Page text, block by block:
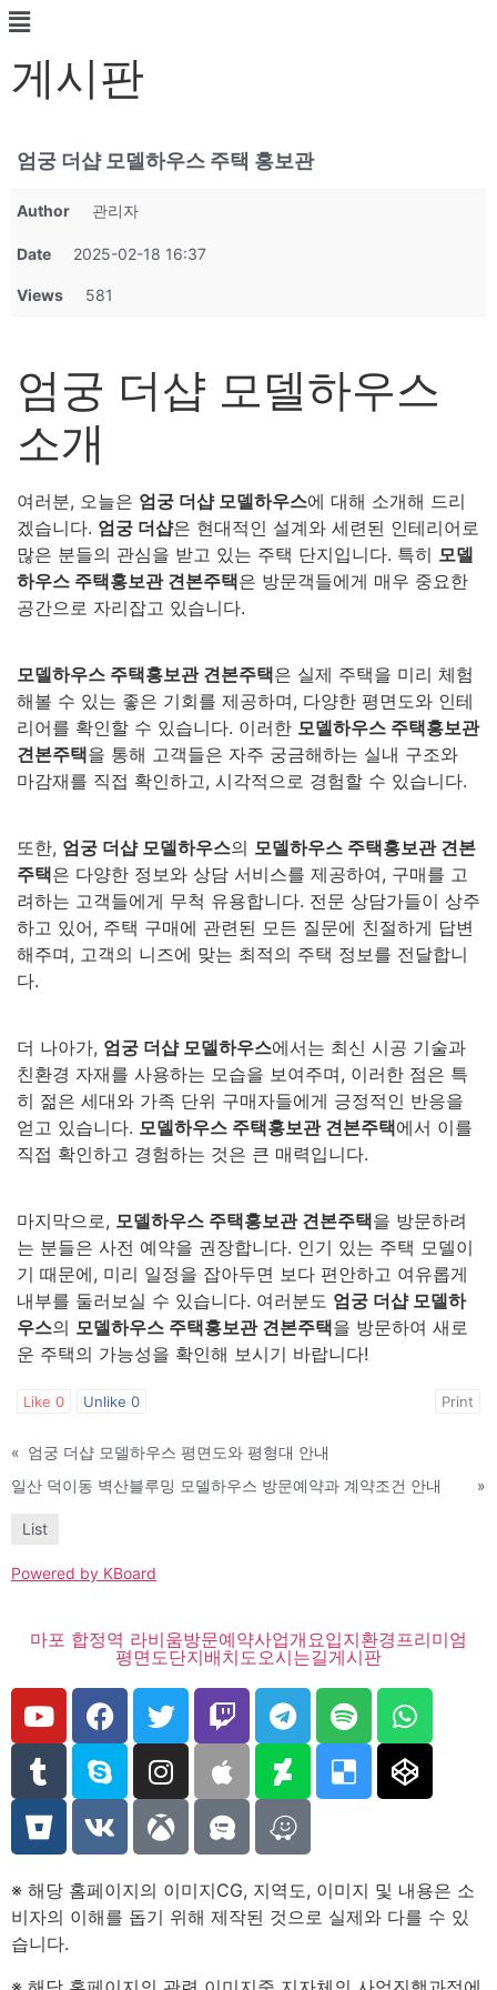
게시판
엄궁 더샵 모델하우스 주택 홍보관
Author 관리자
Date 2025-02-18 16:37
Views 581
엄궁 더샵 모델하우스
소개
여러분, 오늘은 엄궁 더샵 모델하우스에 대해 소개해 드리
겠습니다. 엄궁 더샵은 현대적인 설계와 세련된 인테리어로
많은 분들의 관심을 받고 있는 주택 단지입니다. 특히 모델
하우스 주택홍보관 견본주택은 방문객들에게 매우 중요한
공간으로 자리잡고 있습니다.
모델하우스 주택홍보관 견본주택은 실제 주택을 미리 체험
해볼 수 있는 좋은 기회를 제공하며, 다양한 평면도와 인테
리어를 확인할 수 있습니다. 이러한 모델하우스 주택홍보관
견본주택을 통해 고객들은 자주 궁금해하는 실내 구조와
마감재를 직접 확인하고, 시각적으로 경험할 수 있습니다.
또한, 엄궁 더샵 모델하우스의 모델하우스 주택홍보관 견본
주택은 다양한 정보와 상담 서비스를 제공하여, 구매를 고
려하는 고객들에게 무척 유용합니다. 전문 상담가들이 상주
하고 있어, 주택 구매에 관련된 모든 질문에 친절하게 답변
해주며, 고객의 니즈에 맞는 최적의 주택 정보를 전달합니
다.
더 나아가, 엄궁 더샵 모델하우스에서는 최신 시공 기술과
친환경 자재를 사용하는 모습을 보여주며, 이러한 점은 특
히 젊은 세대와 가족 단위 구매자들에게 긍정적인 반응을
얻고 있습니다. 모델하우스 주택홍보관 견본주택에서 이를
직접 확인하고 경험하는 것은 큰 매력입니다.
마지막으로, 모델하우스 주택홍보관 견본주택을 방문하려
는 분들은 사전 예약을 권장합니다. 인기 있는 주택 모델이
기 때문에, 미리 일정을 잡아두면 보다 편안하고 여유롭게
내부를 둘러보실 수 있습니다. 여러분도 엄궁 더샵 모델하
우스의 모델하우스 주택홍보관 견본주택을 방문하여 새로
운 주택의 가능성을 확인해 보시기 바랍니다!
Like 0 Unlike 0 Print
« 엄궁 더샵 모델하우스 평면도와 평형대 안내
일산 덕이동 벽산블루밍 모델하우스 방문예약과 계약조건 안내
»
List
Powered by KBoard
마포 합정역 라비움방문예약사업개요입지환경프리미엄
평면도단지배치도오시는길게시판
※ 해당 홈페이지의 이미지CG, 지역도, 이미지 및 내용은 소
비자의 이해를 돕기 위해 제작된 것으로 실제와 다를 수 있
습니다.